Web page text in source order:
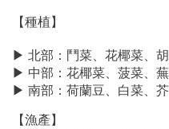
【種植】
▶ 北部：鬥菜、花椰菜、
▶ 中部：花椰菜、菠菜、
▶ 南部：荷蘭豆、白菜、
【漁產 】